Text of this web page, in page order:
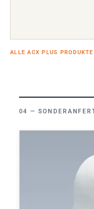
ALLE ACX PLUS PRODUKTE